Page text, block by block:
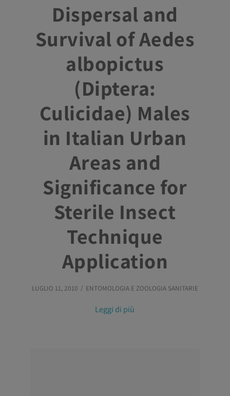
Dispersal and
Survival of Aedes
albopictus
(Diptera:
Culicidae) Males
in Italian Urban
Areas and
Significance for
Sterile Insect
Technique
Application
LUGLIO 11, 2010 ENTOMOLOGIA E ZOOLOGIA SANITARIE
Leggi di più